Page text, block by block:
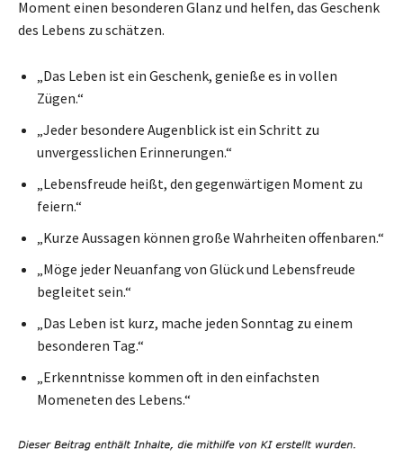
Moment einen besonderen Glanz und helfen, das Geschenk
des Lebens zu schätzen.
„Das Leben ist ein Geschenk, genieße es in vollen
Zügen.“
„Jeder besondere Augenblick ist ein Schritt zu
unvergesslichen Erinnerungen.“
„Lebensfreude heißt, den gegenwärtigen Moment zu
feiern.“
„Kurze Aussagen können große Wahrheiten offenbaren.“
„Möge jeder Neuanfang von Glück und Lebensfreude
begleitet sein.“
„Das Leben ist kurz, mache jeden Sonntag zu einem
besonderen Tag.“
„Erkenntnisse kommen oft in den einfachsten
Momeneten des Lebens.“